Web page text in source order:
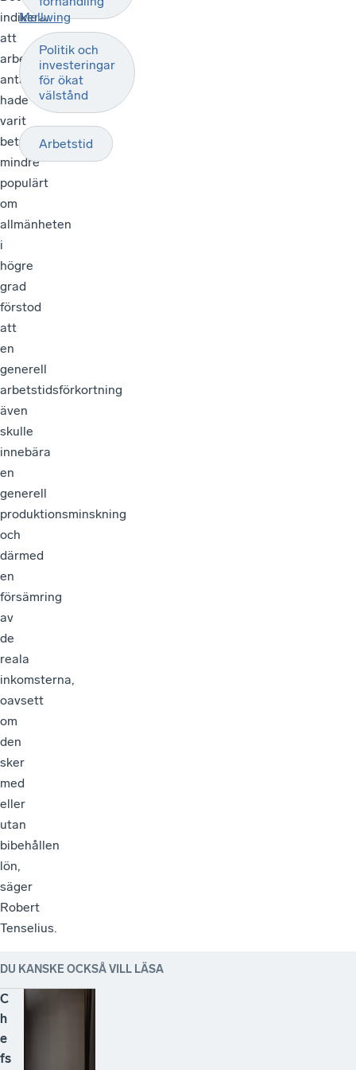
indikerar
att
arbetstidsförkortning
antagligen
hade
varit
betydligt
mindre
populärt
om
allmänheten
i
högre
grad
förstod
att
en
generell
arbetstidsförkortning
även
skulle
innebära
en
generell
produktionsminskning
och
därmed
en
försämring
av
de
reala
inkomsterna,
oavsett
om
den
sker
med
eller
utan
bibehållen
lön,
säger
Robert
Tenselius.
Politik och
investeringar
för ökat
välstånd
Arbetstid
Mellwing
DU KANSKE OCKSÅ VILL LÄSA
C
h
e
fs